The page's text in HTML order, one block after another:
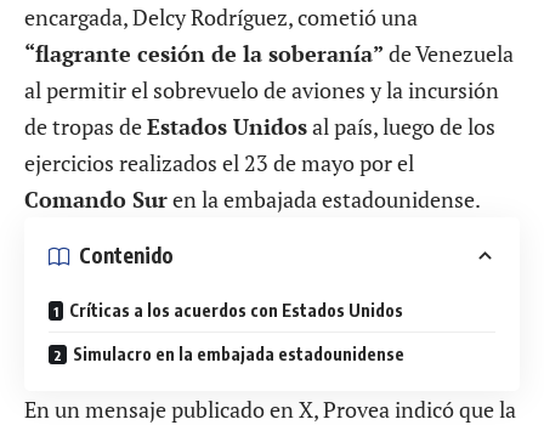
encargada, Delcy Rodríguez, cometió una
“flagrante cesión de la soberanía” de Venezuela
al permitir el sobrevuelo de aviones y la incursión
de tropas deEstados Unidosal país, luego de los
ejercicios realizados el 23 de mayo por el
Comando Suren la embajada estadounidense.
Contenido
Críticas a los acuerdos con Estados Unidos
Simulacro en la embajada estadounidense
En un mensaje publicado en X, Provea indicó que la